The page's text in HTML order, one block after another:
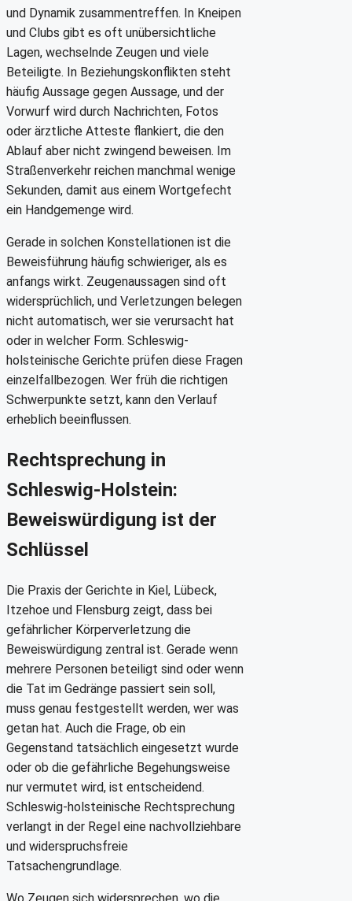
und Dynamik zusammentreffen. In Kneipen
und Clubs gibt es oft unübersichtliche
Lagen, wechselnde Zeugen und viele
Beteiligte. In Beziehungskonflikten steht
häufig Aussage gegen Aussage, und der
Vorwurf wird durch Nachrichten, Fotos
oder ärztliche Atteste flankiert, die den
Ablauf aber nicht zwingend beweisen. Im
Straßenverkehr reichen manchmal wenige
Sekunden, damit aus einem Wortgefecht
ein Handgemenge wird.
Gerade in solchen Konstellationen ist die
Beweisführung häufig schwieriger, als es
anfangs wirkt. Zeugenaussagen sind oft
widersprüchlich, und Verletzungen belegen
nicht automatisch, wer sie verursacht hat
oder in welcher Form. Schleswig-
holsteinische Gerichte prüfen diese Fragen
einzelfallbezogen. Wer früh die richtigen
Schwerpunkte setzt, kann den Verlauf
erheblich beeinflussen.
Rechtsprechung in
Schleswig-Holstein:
Beweiswürdigung ist der
Schlüssel
Die Praxis der Gerichte in Kiel, Lübeck,
Itzehoe und Flensburg zeigt, dass bei
gefährlicher Körperverletzung die
Beweiswürdigung zentral ist. Gerade wenn
mehrere Personen beteiligt sind oder wenn
die Tat im Gedränge passiert sein soll,
muss genau festgestellt werden, wer was
getan hat. Auch die Frage, ob ein
Gegenstand tatsächlich eingesetzt wurde
oder ob die gefährliche Begehungsweise
nur vermutet wird, ist entscheidend.
Schleswig-holsteinische Rechtsprechung
verlangt in der Regel eine nachvollziehbare
und widerspruchsfreie
Tatsachengrundlage.